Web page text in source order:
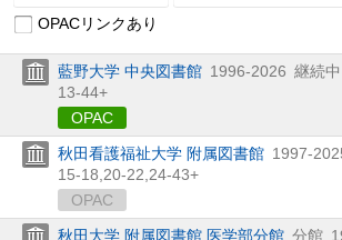
OPACリンクあり
藍野大学 中央図書館 1996-2026 継続中
13-44+
OPAC
秋田看護福祉大学 附属図書館 1997-
15-18, 20-22, 24-43+
OPAC
秋田大学 附属図書館 医学部分館 分館